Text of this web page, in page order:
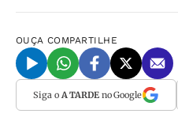
OUÇA COMPARTILHE
Siga o A TARDEno Google